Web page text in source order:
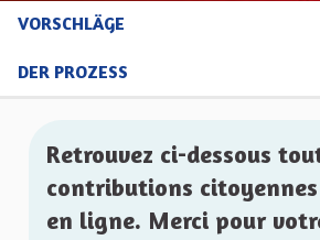
VORSCHLÄGE
DER PROZESS
Retrouvez ci-dessous
contributions
en ligne. Merci pour